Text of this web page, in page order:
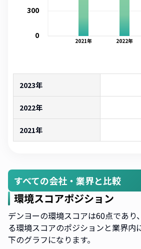
2021年 2022年
0
300
2023年
2022年
2021年
すべての会社・業界と比較
環境スコアポジション
デンヨーの環境スコアは60点であり
る環境スコアのポジションと業界内
下のグラフになります。